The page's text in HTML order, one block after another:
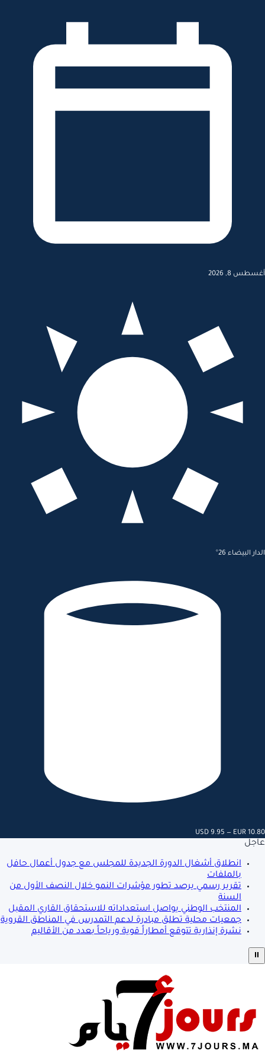
أغسطس 8, 2026
الدار البيضاء 26°
USD 9.95 — EUR 10.80
عاجل
انطلاق أشغال الدورة الجديدة للمجلس مع جدول أعمال حافل
بالملفات
تقرير رسمي يرصد تطور مؤشرات النمو خلال النصف الأول من
السنة
المنتخب الوطني يواصل استعداداته للاستحقاق القاري المقبل
جمعيات محلية تطلق مبادرة لدعم التمدرس في المناطق القروية
نشرة إنذارية تتوقع أمطاراً قوية ورياحاً بعدد من الأقاليم
⏸